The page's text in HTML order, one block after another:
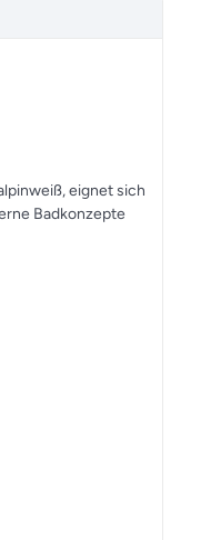
eignet sich
Badkonzepte